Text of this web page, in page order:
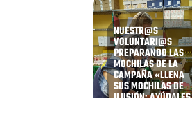
NUESTR@S
VOLUNTARI@S
PREPARANDO LAS
MOCHILAS DE LA
CAMPAÑA «LLENA
SUS MOCHILAS DE
ILUSIÓN: AYÚDALES